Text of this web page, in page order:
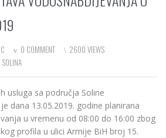
0 COMMENT
2600 VIEWS
SOLINA
usluga sa područja Soline
dana 13.05.2019. godine planirana
u vremenu od 08:00 do 16:00 zbog
profila u ulici Armije BiH broj 15.